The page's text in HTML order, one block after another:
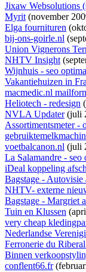
Jixaw Websolutions
Myrit(november
Elga fournituren
bij-ons-goirle.nl
Union Vignerons
NHTV Insight
Wijnhuis - seo
Vakantiehuizen in
macmedic.nl
Heliotech - redesign
NVLA Updater(juli
Assortimentsmeter -
voetbalcanon.nl (juli
La Salamandre - seo
iDeal koppeling
Bagstage - Autovisie
NHTV- externe
Bagstage - Margriet
Tuin en Klussen
very cheap
Nederlandse
Ferronerie du
Binnen
conflent66.fr